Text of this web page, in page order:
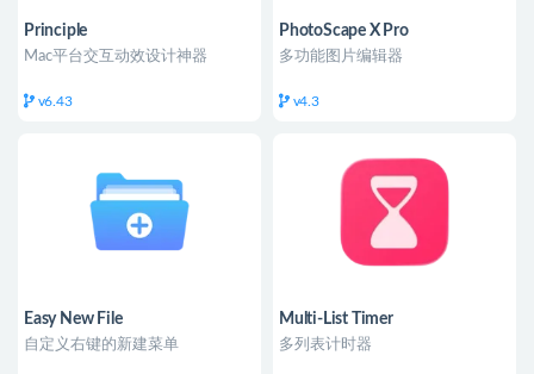
Principle
Mac平台交互动效设计神器
v6.43
PhotoScape X Pro
多功能图片编辑器
v4.3
Easy New File
自定义右键的新建菜单
Multi-List Timer
多列表计时器